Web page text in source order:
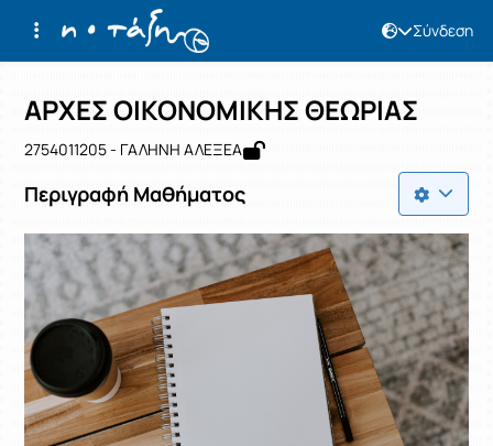
Σύνδεση
Αρχική Σελίδα
Μάθημα : ΑΡΧΕΣ ΟΙΚΟΝΟΜΙΚΗΣ
Κωδικός : 2754011205
ΑΡΧΕΣ ΟΙΚΟΝΟΜΙΚΗΣ ΘΕΩΡΙΑΣ
2754011205 - ΓΑΛΗΝΗ ΑΛΕΞΕΑ
Περιγραφή Μαθήματος